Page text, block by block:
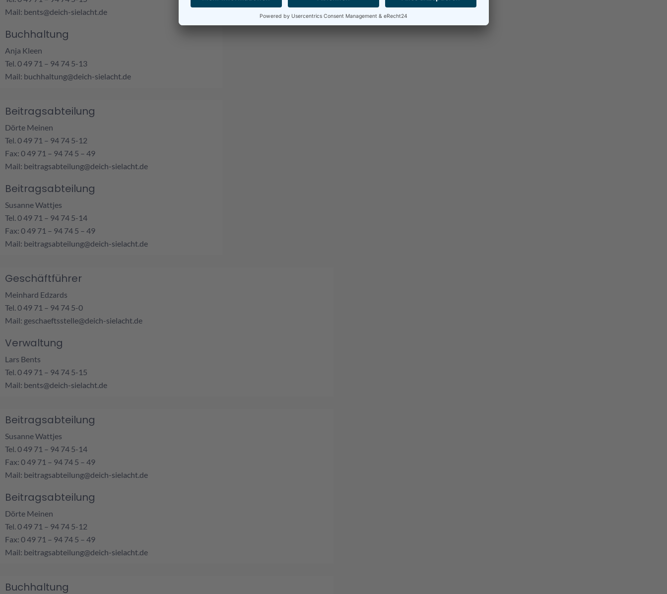
Mail: bents@deich-sielacht.de
Buchhaltung
Anja Kleen
Tel. 0 49 71 – 94 74 5-13
Mail: buchhaltung@deich-sielacht.de
Beitragsabteilung
Dörte Meinen
Tel. 0 49 71 – 94 74 5-12
Fax: 0 49 71 – 94 74 5 – 49
Mail: beitragsabteilung@deich-sielacht.de
Beitragsabteilung
Susanne Wattjes
Tel. 0 49 71 – 94 74 5-14
Fax: 0 49 71 – 94 74 5 – 49
Mail: beitragsabteilung@deich-sielacht.de
Geschäftführer
Meinhard Edzards
Tel. 0 49 71 – 94 74 5-0
Mail: geschaeftsstelle@deich-sielacht.de
Verwaltung
Lars Bents
Tel. 0 49 71 – 94 74 5-15
Mail: bents@deich-sielacht.de
Beitragsabteilung
Susanne Wattjes
Tel. 0 49 71 – 94 74 5-14
Fax: 0 49 71 – 94 74 5 – 49
Mail: beitragsabteilung@deich-sielacht.de
Beitragsabteilung
Dörte Meinen
Tel. 0 49 71 – 94 74 5-12
Fax: 0 49 71 – 94 74 5 – 49
Mail: beitragsabteilung@deich-sielacht.de
Buchhaltung